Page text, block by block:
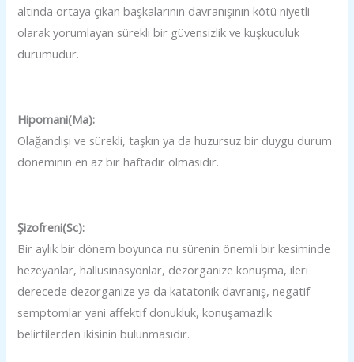
altında ortaya çıkan başkalarının davranışının kötü niyetli
olarak yorumlayan sürekli bir güvensizlik ve kuşkuculuk
durumudur.
Hipomani(Ma):
Olağandışı ve sürekli, taşkın ya da huzursuz bir duygu durum
döneminin en az bir haftadır olmasıdır.
Şizofreni(Sc):
Bir aylık bir dönem boyunca nu sürenin önemli bir kesiminde
hezeyanlar, hallüsinasyonlar, dezorganize konuşma, ileri
derecede dezorganize ya da katatonik davranış, negatif
semptomlar yani affektif donukluk, konuşamazlık
belirtilerden ikisinin bulunmasıdır.